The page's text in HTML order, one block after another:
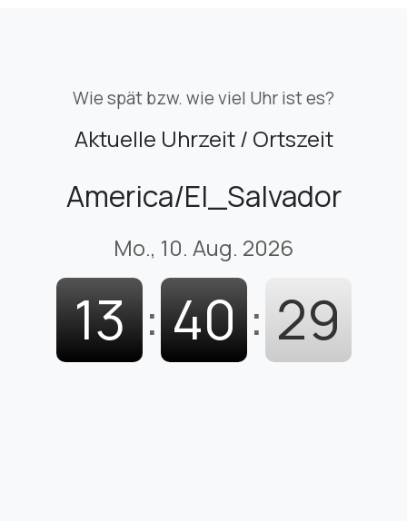
Wie spät bzw. wie viel Uhr ist es?
Aktuelle Uhrzeit / Ortszeit
America/El_Salvador
Mo., 10. Aug. 2026
13 : 40 : 30